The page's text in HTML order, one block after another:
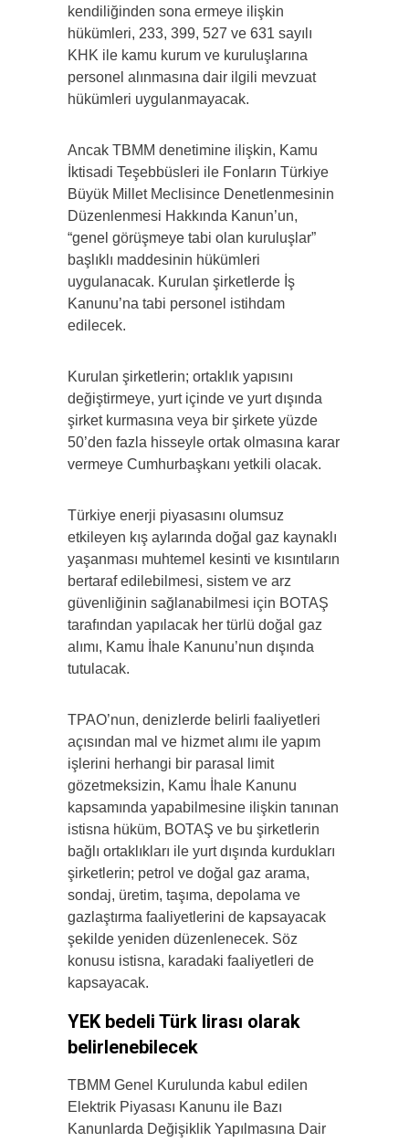
kendiliğinden sona ermeye ilişkin
hükümleri, 233, 399, 527 ve 631 sayılı
KHK ile kamu kurum ve kuruluşlarına
personel alınmasına dair ilgili mevzuat
hükümleri uygulanmayacak.
Ancak TBMM denetimine ilişkin, Kamu
İktisadi Teşebbüsleri ile Fonların Türkiye
Büyük Millet Meclisince Denetlenmesinin
Düzenlenmesi Hakkında Kanun’un,
“genel görüşmeye tabi olan kuruluşlar”
başlıklı maddesinin hükümleri
uygulanacak. Kurulan şirketlerde İş
Kanunu’na tabi personel istihdam
edilecek.
Kurulan şirketlerin; ortaklık yapısını
değiştirmeye, yurt içinde ve yurt dışında
şirket kurmasına veya bir şirkete yüzde
50’den fazla hisseyle ortak olmasına karar
vermeye Cumhurbaşkanı yetkili olacak.
Türkiye enerji piyasasını olumsuz
etkileyen kış aylarında doğal gaz kaynaklı
yaşanması muhtemel kesinti ve kısıntıların
bertaraf edilebilmesi, sistem ve arz
güvenliğinin sağlanabilmesi için BOTAŞ
tarafından yapılacak her türlü doğal gaz
alımı, Kamu İhale Kanunu’nun dışında
tutulacak.
TPAO’nun, denizlerde belirli faaliyetleri
açısından mal ve hizmet alımı ile yapım
işlerini herhangi bir parasal limit
gözetmeksizin, Kamu İhale Kanunu
kapsamında yapabilmesine ilişkin tanınan
istisna hüküm, BOTAŞ ve bu şirketlerin
bağlı ortaklıkları ile yurt dışında kurdukları
şirketlerin; petrol ve doğal gaz arama,
sondaj, üretim, taşıma, depolama ve
gazlaştırma faaliyetlerini de kapsayacak
şekilde yeniden düzenlenecek. Söz
konusu istisna, karadaki faaliyetleri de
kapsayacak.
YEK bedeli Türk lirası olarak
belirlenebilecek
TBMM Genel Kurulunda kabul edilen
Elektrik Piyasası Kanunu ile Bazı
Kanunlarda Değişiklik Yapılmasına Dair